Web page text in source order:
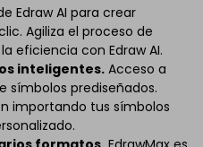
Edraw AI para crear
Agiliza el proceso de
eficiencia con Edraw AI.
inteligentes. Acceso a
símbolos prediseñados.
importando tus símbolos